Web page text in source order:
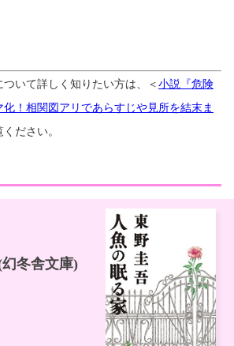
ついて詳しく知りたい方は、＜小説『危険
！相関図アリであらすじや見所を結末ま
ださい。